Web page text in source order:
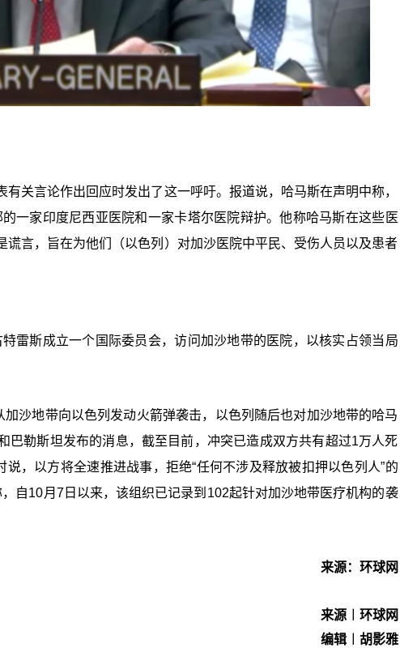
关言论作出回应时发出了这一呼吁。报道说，哈马斯在声明中称，
一家印度尼西亚医院和一家卡塔尔医院辩护。他称哈马斯在这些医
言，旨在为他们（以色列）对加沙医院中平民、受伤人员以及患者
雷斯成立一个国际委员会，访问加沙地带的医院，以核实占领当局
沙地带向以色列发动火箭弹袭击，以色列随后也对加沙地带的哈马
巴勒斯坦发布的消息，截至目前，冲突已造成双方共有超过1万人死
，以方将全速推进战事，拒绝“任何不涉及释放被扣押以色列人”的
自10月7日以来，该组织已记录到102起针对加沙地带医疗机构的袭
来源：环球网
来源︱环球网
编辑︱胡影雅